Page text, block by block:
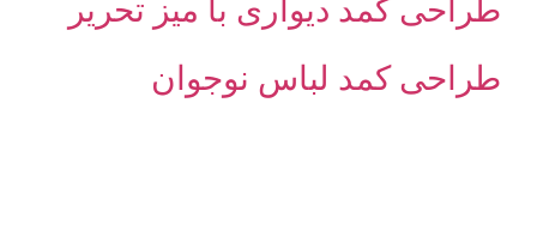
طراحی کمد دیواری با میز تحریر
طراحی کمد لباس نوجوان